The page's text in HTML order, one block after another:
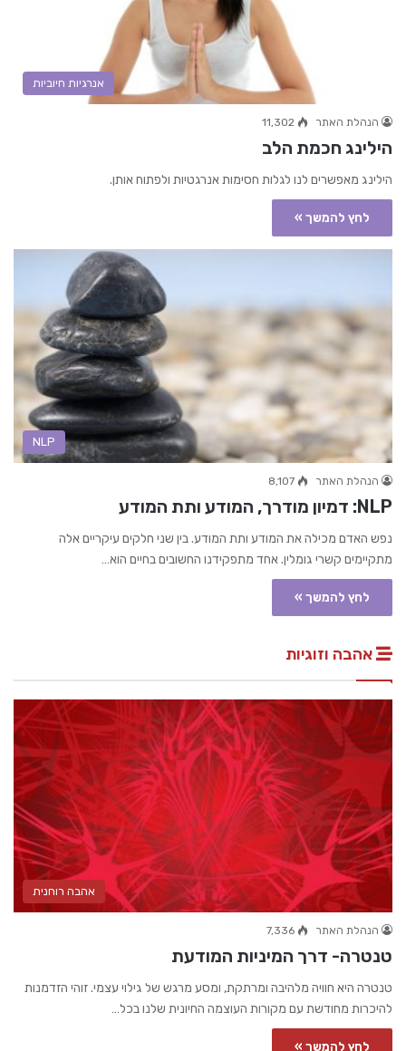
אנרגיות חיוביות
הנהלת האתר 11,302
הילינג חכמת הלב
הילינג מאפשרים לנו לגלות חסימות אנרגטיות ולפתוח אותן.
לחץ להמשך »
NLP
הנהלת האתר 8,107
NLP: דמיון מודרך, המודע ותת המודע
נפש האדם מכילה את המודע ותת המודע. בין שני חלקים עיקריים אלה
מתקיימים קשרי גומלין. אחד מתפקידנו החשובים בחיים הוא…
לחץ להמשך »
אהבה וזוגיות
אהבה רוחנית
הנהלת האתר 7,336
טנטרה- דרך המיניות המודעת
טנטרה היא חוויה מלהיבה ומרתקת, ומסע מרגש של גילוי עצמי. זוהי הזדמנות
להיכרות מחודשת עם מקורות העוצמה החיונית שלנו בכל…
לחץ להמשך »